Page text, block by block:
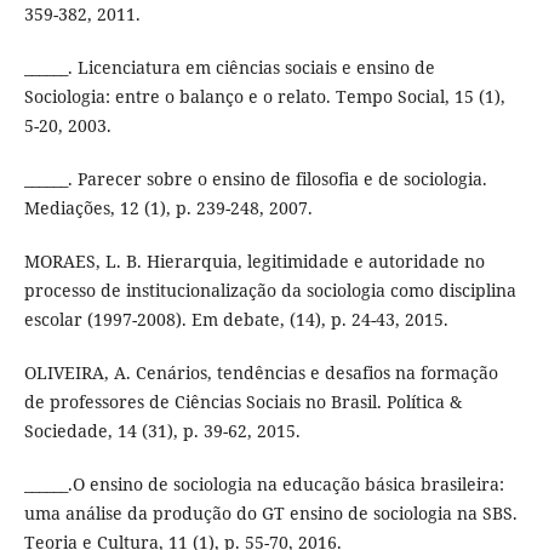
359-382, 2011.
______. Licenciatura em ciências sociais e ensino de
Sociologia: entre o balanço e o relato. Tempo Social, 15 (1),
5-20, 2003.
______. Parecer sobre o ensino de filosofia e de sociologia.
Mediações, 12 (1), p. 239-248, 2007.
MORAES, L. B. Hierarquia, legitimidade e autoridade no
processo de institucionalização da sociologia como disciplina
escolar (1997-2008). Em debate, (14), p. 24-43, 2015.
OLIVEIRA, A. Cenários, tendências e desafios na formação
de professores de Ciências Sociais no Brasil. Política &
Sociedade, 14 (31), p. 39-62, 2015.
______.O ensino de sociologia na educação básica brasileira:
uma análise da produção do GT ensino de sociologia na SBS.
Teoria e Cultura, 11 (1), p. 55-70, 2016.